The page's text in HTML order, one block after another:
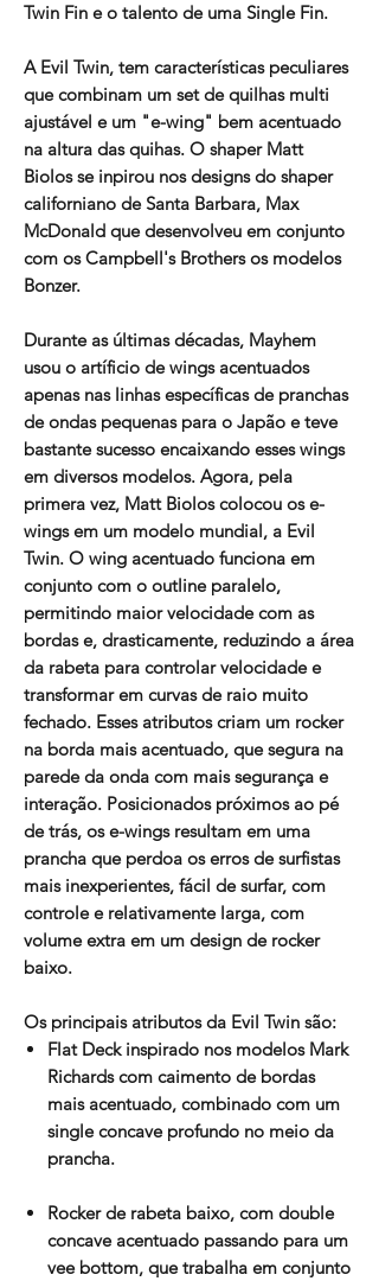
Twin Fin e o talento de uma Single Fin.
A Evil Twin, tem características peculiares
que combinam um set de quilhas multi
ajustável e um "e-wing" bem acentuado
na altura das quihas. O shaper Matt
Biolos se inpirou nos designs do shaper
californiano de Santa Barbara, Max
McDonald que desenvolveu em conjunto
com os Campbell's Brothers os modelos
Bonzer.
Durante as últimas décadas, Mayhem
usou o artíficio de wings acentuados
apenas nas linhas específicas de pranchas
de ondas pequenas para o Japão e teve
bastante sucesso encaixando esses wings
em diversos modelos. Agora, pela
primera vez, Matt Biolos colocou os e-
wings em um modelo mundial, a Evil
Twin. O wing acentuado funciona em
conjunto com o outline paralelo,
permitindo maior velocidade com as
bordas e, drasticamente, reduzindo a área
da rabeta para controlar velocidade e
transformar em curvas de raio muito
fechado. Esses atributos criam um rocker
na borda mais acentuado, que segura na
parede da onda com mais segurança e
interação. Posicionados próximos ao pé
de trás, os e-wings resultam em uma
prancha que perdoa os erros de surfistas
mais inexperientes, fácil de surfar, com
controle e relativamente larga, com
volume extra em um design de rocker
baixo.
Os principais atributos da Evil Twin são:
Flat Deck inspirado nos modelos Mark
Richards com caimento de bordas
mais acentuado, combinado com um
single concave profundo no meio da
prancha.
Rocker de rabeta baixo, com double
concave acentuado passando para um
vee bottom, que trabalha em conjunto